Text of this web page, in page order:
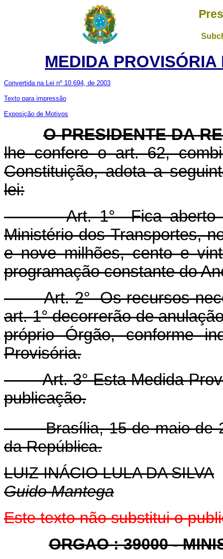
MEDIDA PROVISÓRIA
Convertida na Lei nº 10.694, de 2003
Texto para impressão
Exposição de Motivos
O PRESIDENTE DA
lhe confere o art. 62,
Constituição, adota a
lei:
Art. 1° Fica aberto
Ministério dos Transportes,
e nove milhões, cento e
programação constante do
Art. 2° Os recursos
art. 1° decorrerão de
próprio Órgão, conforme
Provisória.
Art. 3° Esta Medida
publicação.
Brasília, 15 de maio de
da República.
LUIZ INÁCIO LULA DA SILVA
Guido Mantega
Este texto não substitui o
ORGAO : 39000 -